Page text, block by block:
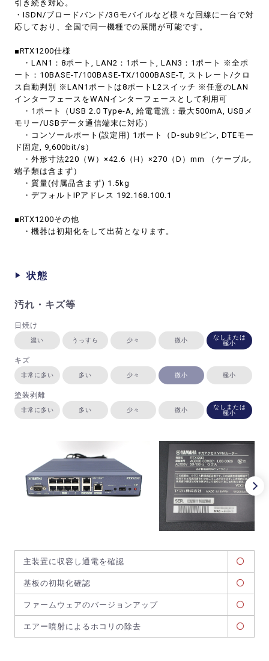
引き続き対応。
・ISDN/ブロードバンド/3Gモバイルなど様々な回線に一台で対
応しており、全国で同一機種での展開が可能です。
■RTX1200仕様
・LAN1：8ポート, LAN2：1ポート, LAN3：1ポート ※全ポ
ート：10BASE-T/100BASE-TX/1000BASE-T, ストレート/クロ
ス自動判別 ※LAN1ポートは8ポートL2スイッチ ※任意のLAN
インターフェースをWANインターフェースとして利用可
・1ポート（USB 2.0 Type-A, 給電電流：最大500mA, USBメ
モリー/USBデータ通信端末に対応）
・コンソールポート(設定用) 1ポート（D-sub9ピン, DTEモー
ド固定, 9,600bit/s）
・外形寸法220（W）×42.6（H）×270（D）mm （ケーブル,
端子類は含まず）
・質量(付属品含まず) 1.5kg
・デフォルトIPアドレス 192.168.100.1
■RTX1200その他
・機器は初期化をして出荷となります。
状態
汚れ・キズ等
日焼け
濃い うっすら 少々 微小
なしまたは
極小
キズ
非常に多い 多い 少々 微小 極小
塗装剥離
非常に多い 多い 少々 微小
なしまたは
極小
主装置に収容し通電を確認
基板の初期化確認
ファームウェアのバージョンアップ
エアー噴射によるホコリの除去